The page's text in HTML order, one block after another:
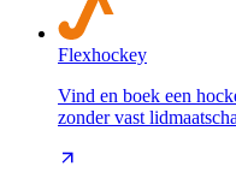
Flexhockey
Vind en boek een
zonder vast